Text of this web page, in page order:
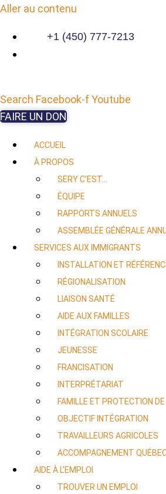
Aller au contenu
+1 (450) 777-7213
Search Facebook-fYoutube
FAIRE UN DON
ACCUEIL
À PROPOS
SERY C’EST…
ÉQUIPE
RAPPORTS ANNUELS
ASSEMBLÉE GÉNÉRALE
SERVICES AUX IMMIGRANTS
INSTALLATION ET
RÉGIONALISATION
LIAISON SANTÉ
AIDE AUX FAMILLES
INTÉGRATION SCOLAIRE
JEUNESSE
FRANCISATION
INTERPRÉTARIAT
FAMILLE ET PROTECTION
OBJECTIF INTÉGRATION
TRAVAILLEURS AGRICOLES
ACCOMPAGNEMENT
AIDE À L’EMPLOI
TROUVER UN EMPLOI